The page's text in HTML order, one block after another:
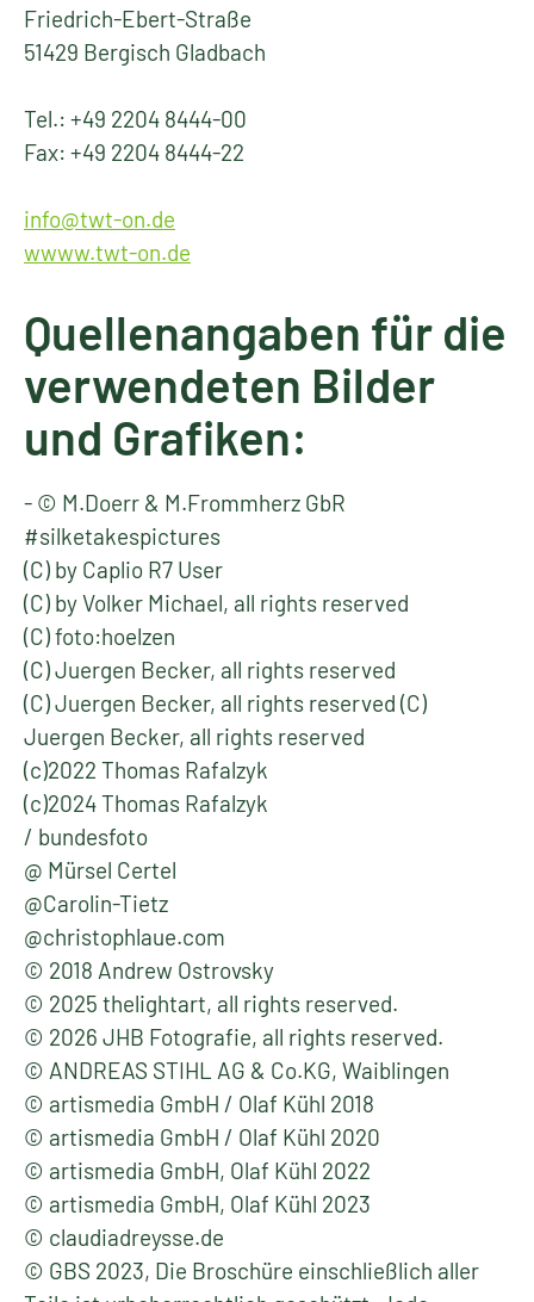
Friedrich-Ebert-Straße
51429 Bergisch Gladbach
Tel.: +49 2204 8444-00
Fax: +49 2204 8444-22
info@twt-on.de
wwww.twt-on.de
Quellenangaben für die
verwendeten Bilder
und Grafiken:
- © M.Doerr & M.Frommherz GbR
#silketakespictures
(C) by Caplio R7 User
(C) by Volker Michael, all rights reserved
(C) foto:hoelzen
(C) Juergen Becker, all rights reserved
(C) Juergen Becker, all rights reserved (C)
Juergen Becker, all rights reserved
(c)2022 Thomas Rafalzyk
(c)2024 Thomas Rafalzyk
/ bundesfoto
@ Mürsel Certel
@Carolin-Tietz
@christophlaue.com
© 2018 Andrew Ostrovsky
© 2025 thelightart, all rights reserved.
© 2026 JHB Fotografie, all rights reserved.
© ANDREAS STIHL AG & Co.KG, Waiblingen
© artismedia GmbH / Olaf Kühl 2018
© artismedia GmbH / Olaf Kühl 2020
© artismedia GmbH, Olaf Kühl 2022
© artismedia GmbH, Olaf Kühl 2023
© claudiadreysse.de
© GBS 2023, Die Broschüre einschließlich aller